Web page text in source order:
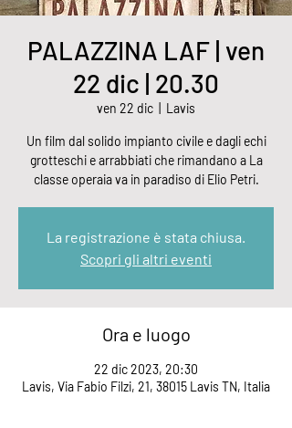
PALAZZINA LAF | ven
22 dic | 20.30
ven 22 dic Lavis
Un film dal solido impianto civile e dagli echi
grotteschi e arrabbiati che rimandano a La
classe operaia va in paradiso di Elio Petri.
La registrazione è stata chiusa.
Scopri gli altri eventi
Ora e luogo
22 dic 2023, 20:30
Lavis, Via Fabio Filzi, 21, 38015 Lavis TN, Italia